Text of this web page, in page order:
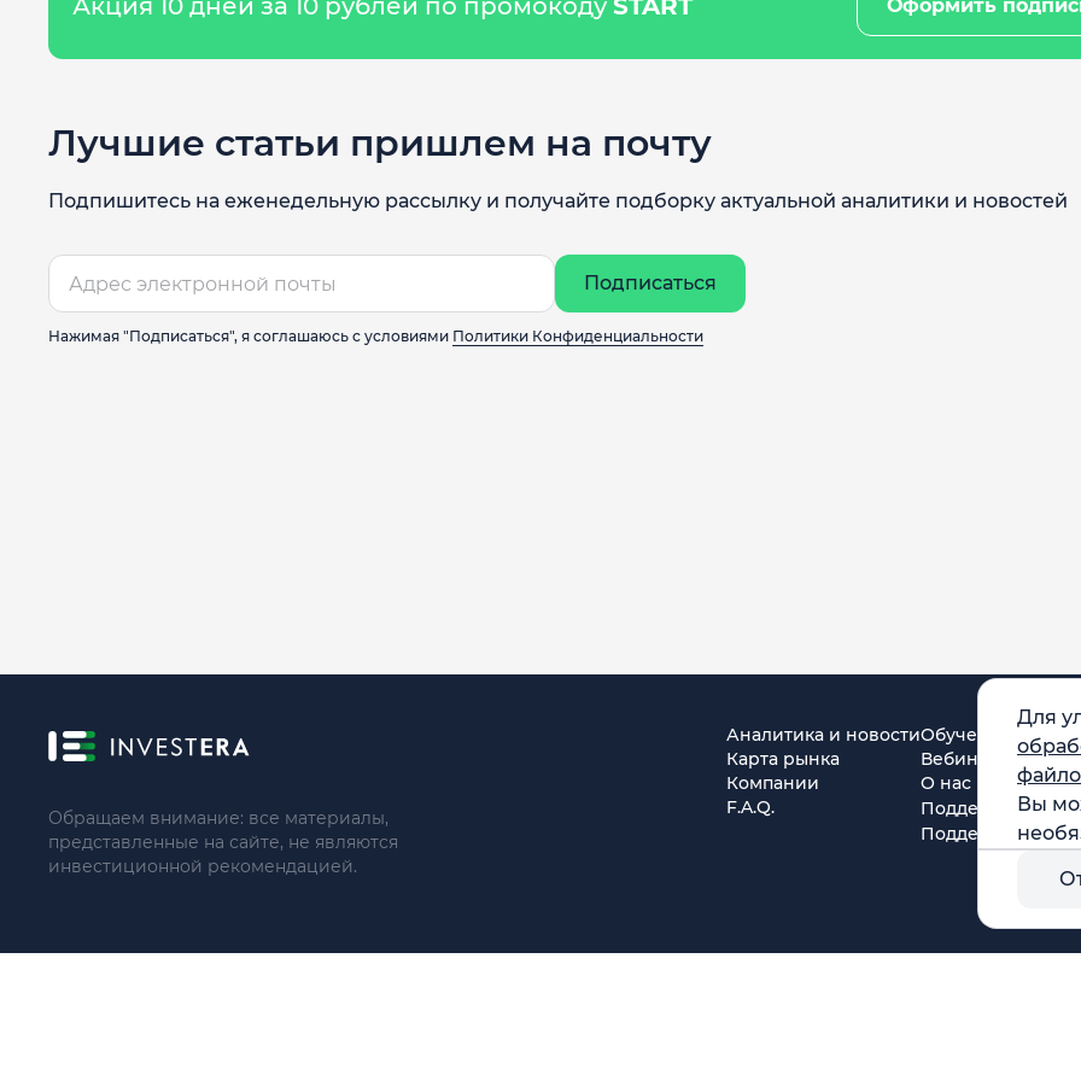
Для
Вы
Акция 10 дней за 10 рублей по промокодуSTART Оформить
Лучшие статьи пришлем на почту
Подпишитесь на еженедельную рассылку и получайте подборку актуальной аналитики и новостей
Подписаться
Нажимая "Подписаться", я соглашаюсь с условиями Политики Конфиденциальности
Обращаем внимание: все материалы,
представленные на сайте, не являются
инвестиционной рекомендацией.
Аналитика и новости
Карта рынка
Компании
F.A.Q.
Обучение
Вебинары
О нас
Поддержка в
Поддержка в